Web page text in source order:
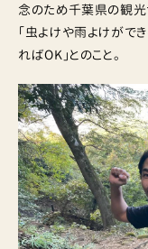
念のため千葉県の観光
「虫よけや雨よけがで
ればOK」とのこと。